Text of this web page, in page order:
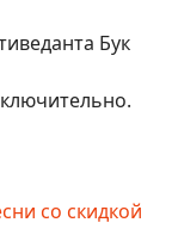
Бук
со скидкой